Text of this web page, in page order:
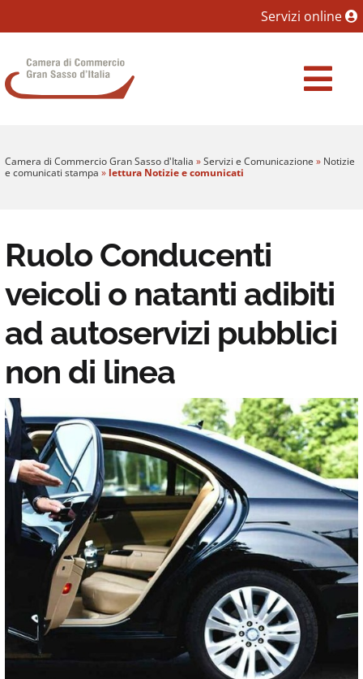
Vai al Contenuto principale della pagina
Servizi online
Camera di Commercio Gran Sasso d'Italia
Camera di Commercio Gran Sasso d'Italia »Servizi e Comunicazione » Notizie
e comunicati stampa » lettura Notizie e comunicati
Ruolo Conducenti
veicoli o natanti adibiti
ad autoservizi pubblici
non di linea